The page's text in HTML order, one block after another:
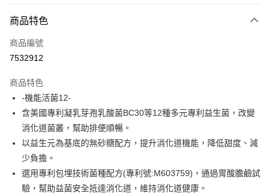
大哥付你分期
【大哥付你分期使用說明】
1.本服務由台灣大哥大提供，台灣大哥大用戶可立即使用無須另外申請。
流程，驗證手機門號後，選擇欲分期的期數、繳款截止日，確認付款後即完
成交易。
3.實際核准額度、可分期數及費用金額請依後續交易確認頁面所載為準。
4.訂單成立30分鐘內，如未前往確認交易或遇審核未通過，訂單將自動取
法說明評估內容。
【繳款方式說明】
1.分期款項不併入電信帳單，「大哥付你分期」於每月結算日後寄送繳費提
醒簡訊。
2.透過簡訊連結打開帳單後，可選擇「超商條碼／台灣大直營門市／銀行轉
帳／街口支付／iPASS MONEY」等通路繳費。
AFTEE先享後付
【關於「AFTEE先享後付」】
AFTEE先享後付是「在收到商品之後才付款」的支付方式。 讓您購物簡單
便利好安心！
１．簡單：不需註冊會員、不需綁卡、不需儲值。
２．便利：只要手機號碼，簡訊認證，即可結帳。
３．安心：先確認商品／服務後，再付款。
【「AFTEE先享後付」結帳流程】
１．於結帳方式選擇「AFTEE先享後付」後，將跳轉至「AFTEE先享後付」
結帳頁面，進行簡訊認證並確認金額後，即可完成結帳。
２．訂單成立數日內，您將收到繳費通知簡訊。
ATM付款
全家取貨付款
每筆NT$65，滿NT$1,300(含以上)免運費
7-11取貨付款
商品特色
商品編號
7532912
商品特色
-機能活菌12-
含美國專利凝乳芽孢乳酸菌BC30等12種多元專利益生菌，改變
消化道菌叢，幫助排便順暢。
以益生元為基底的無砂糖配方，提升消化道機能，降低甜度、減
少負擔。
選用專利包埋技術菌種配方(專利號:M603759)，通過胃酸膽鹼試
驗，幫助益菌安全抵達消化道，維持消化道健康。